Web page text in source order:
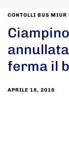
CONTOLLI BUS MIUR
ferma il
APRILE 18, 2016